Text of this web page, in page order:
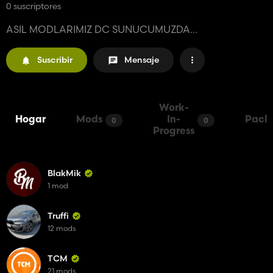
0 suscriptores
ASIL MODLARIMIZ DC SUNUCUMUZDA...
Suscribir Mensaje
Hogar Mods 0
Work-
In-
Progress
0
BlakMik
1 mod
Truffi
12 mods
TCM
21 mods